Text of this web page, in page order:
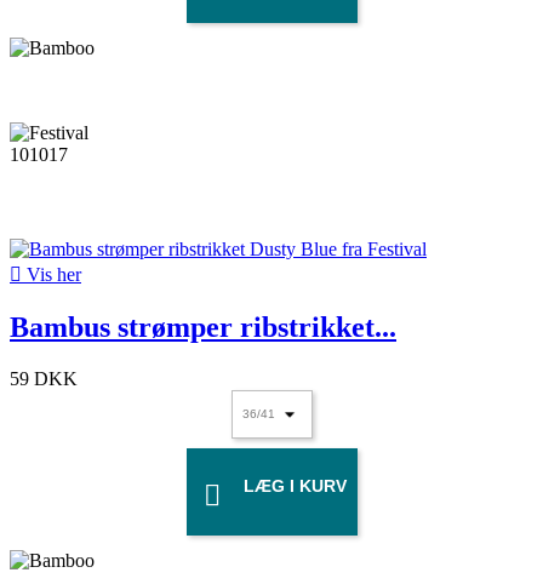
 Vis her
Bambus strømper ribstrikket...
59 DKK
 LÆG I KURV